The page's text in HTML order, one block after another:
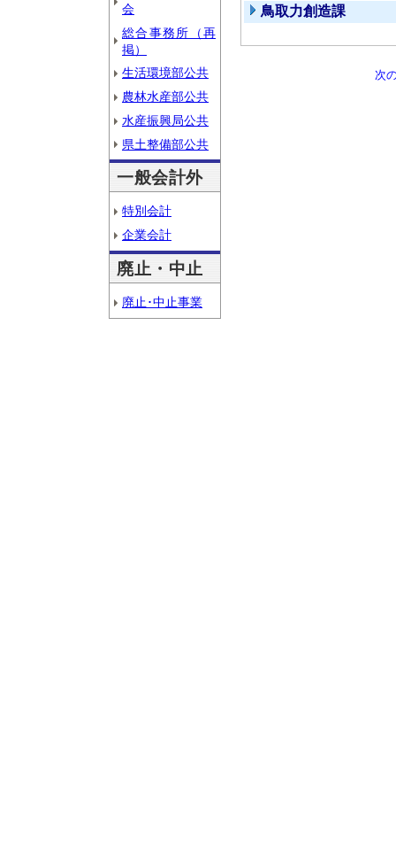
会
総合事務所（再
掲）
生活環境部公共
農林水産部公共
水産振興局公共
県土整備部公共
一般会計外
特別会計
企業会計
廃止・中止
廃止･中止事業
鳥取力創造課
次